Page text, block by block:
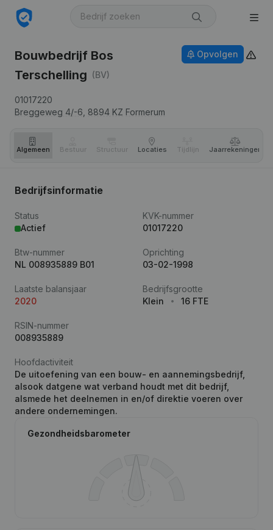
Bouwbedrijf Bos
Terschelling (BV)
01017220
Breggeweg 4/-6, 8894 KZ Formerum
Opvolgen
Algemeen Bestuur Structuur Locaties Tijdlijn Jaar­rekeningen
Bedrijfsinformatie
Status
Actief
KVK-nummer
01017220
Btw-nummer
NL 008935889 B01
Oprichting
03-02-1998
Laatste balansjaar
2020
Bedrijfsgrootte
Klein
16 FTE
RSIN-nummer
008935889
Hoofdactiviteit
De uitoefening van een bouw- en aannemingsbedrijf,
alsook datgene wat verband houdt met dit bedrijf,
alsmede het deelnemen in en/of direktie voeren over
andere ondernemingen.
Gezondheidsbarometer